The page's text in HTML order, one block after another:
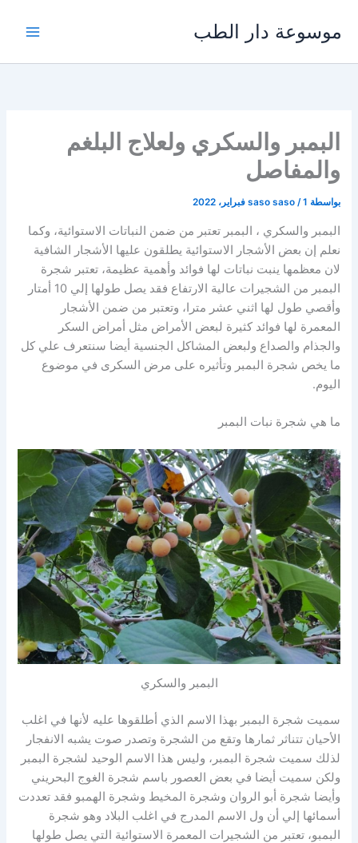
المحتوى
موسوعة دار الطب
البمبر والسكري ولعلاج البلغم
والمفاصل
بواسطة saso saso /1 فبراير، 2022
البمبر والسكري ، البمبر تعتبر من ضمن النباتات الاستوائية، وكما
نعلم إن بعض الأشجار الاستوائية يطلقون عليها الأشجار الشافية
لان معظمها ينبت نباتات لها فوائد وأهمية عظيمة، تعتبر شجرة
البمبر من الشجيرات عالية الارتفاع فقد يصل طولها إلي 10 أمتار
وأقصي طول لها اثني عشر مترا، وتعتبر من ضمن الأشجار
المعمرة لها فوائد كثيرة لبعض الأمراض مثل أمراض السكر
والجذام والصداع ولبعض المشاكل الجنسية أيضا سنتعرف علي كل
ما يخص شجرة البمبر وتأثيره على مرض السكرى في موضوع
اليوم.
ما هي شجرة نبات البمبر
البمبر والسكري
سميت شجرة البمبر بهذا الاسم الذي أطلقوها عليه لأنها في اغلب
الأحيان تتناثر ثمارها وتقع من الشجرة وتصدر صوت يشبه الانفجار
لذلك سميت شجرة البمبر، وليس هذا الاسم الوحيد لشجرة البمبر
ولكن سميت أيضا في بعض العصور باسم شجرة الغوج البحريني
وأيضا شجرة أبو الروان وشجرة المخيط وشجرة الهمبو فقد تعددت
أسمائها إلي أن ول الاسم المدرج في اغلب البلاد وهو شجرة
البمبو، تعتبر من الشجيرات المعمرة الاستوائية التي يصل طولها